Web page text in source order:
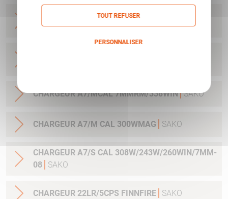
CHARGEUR A7/SM CAL 270WSM/300WSM
3COUPS SAKO
CHARGEUR A7/MCAL 7MMRM/338WIN SAKO
CHARGEUR A7/M CAL 300WMAG SAKO
CHARGEUR A7/S CAL 308W/243W/260WIN/7MM-
08
SAKO
CHARGEUR 22LR/5CPS FINNFIRE SAKO
TOUT REFUSER
PERSONNALISER